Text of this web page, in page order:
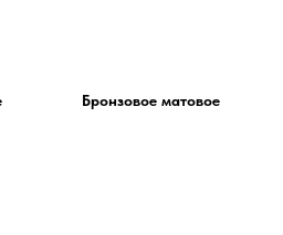
Бронзовое матовое